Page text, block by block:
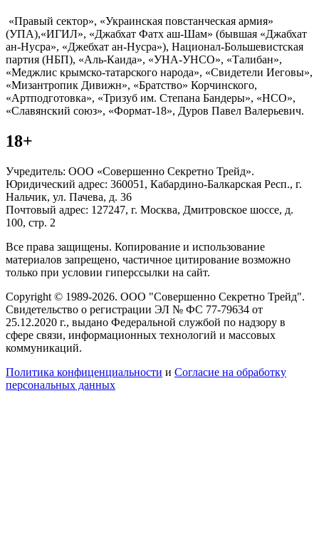
«Правый сектор», «Украинская повстанческая армия»
(УПА),«ИГИЛ», «Джабхат Фатх аш-Шам» (бывшая «Джабхат
ан-Нусра», «Джебхат ан-Нусра»), Национал-Большевистская
партия (НБП), «Аль-Каида», «УНА-УНСО», «Талибан»,
«Меджлис крымско-татарского народа», «Свидетели Иеговы»,
«Мизантропик Дивижн», «Братство» Корчинского,
«Артподготовка», «Тризуб им. Степана Бандеры», «НСО»,
«Славянский союз», «Формат-18», Дуров Павел Валерьевич.
18+
Учредитель: ООО «Совершенно Секретно Трейд».
Юридический адрес: 360051, Кабардино-Балкарская Респ., г.
Нальчик, ул. Пачева, д. 36
Почтовый адрес: 127247, г. Москва, Дмитровское шоссе, д.
100, стр. 2
Все права защищены. Копирование и использование
материалов запрещено, частичное цитирование возможно
только при условии гиперссылки на сайт.
Copyright © 1989-2026. ООО "Совершенно Секретно Трейд".
Свидетельство о регистрации ЭЛ № ФС 77-79634 от
25.12.2020 г., выдано Федеральной службой по надзору в
сфере связи, информационных технологий и массовых
коммуникаций.
Политика конфиценциальности и Согласие на обработку
персональных данных